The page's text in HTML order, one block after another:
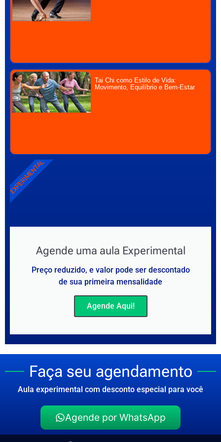
Tai Chi como Estilo de Vida:
Movimento, Equilíbrio e Bem-Estar
Agende uma aula Experimental
Preço reduzido, e valor pode ser descontado
de sua primeira mensalidade
Agende Aqui!
EXPERIMENTAL
Faça seu agendamento
Aula experimental com desconto especial para você
Agende por WhatsApp